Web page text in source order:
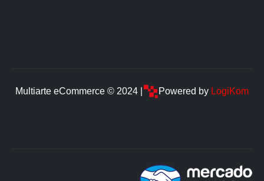
Multiarte eCommerce © 2024 | Powered by LogiKom